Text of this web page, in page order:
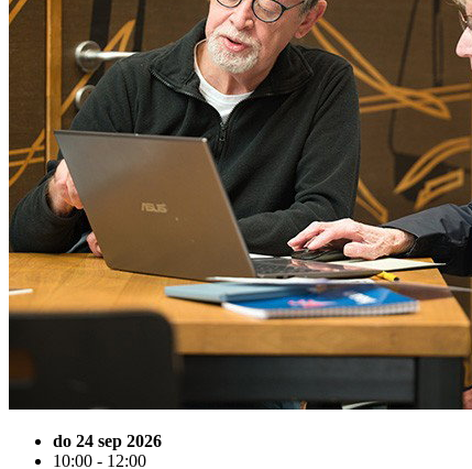
do 24 sep 2026
10:00 - 12:00